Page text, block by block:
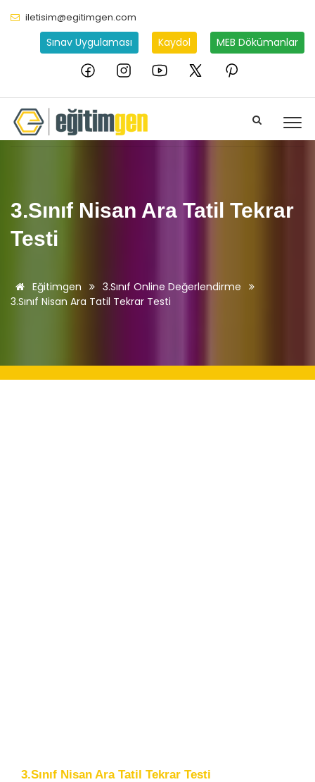
iletisim@egitimgen.com
Sınav Uygulaması Kaydol MEB Dökümanlar
3.Sınıf Nisan Ara Tatil Tekrar
Testi
Eğitimgen
3.Sınıf Online Değerlendirme
3.Sınıf Nisan Ara Tatil Tekrar Testi
3.Sınıf Nisan Ara Tatil Tekrar Testi